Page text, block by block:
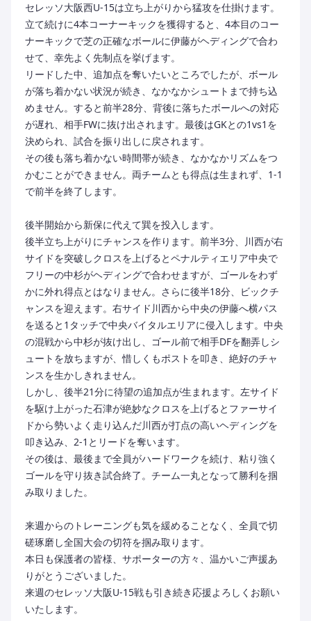
セレッソ大阪西U-15は立ち上がりから猛攻を仕掛けます。
立て続けに4本コーナーキックを獲得すると、4本目のコー
ナーキックで芝の正確なボールに伊藤がヘディングで合わ
せて、幸先よく先制点を挙げます。
リードした中、追加点を奪いたいところでしたが、ボール
が落ち着かない状況が続き、なかなかシュートまで持ち込
めません。すると前半28分、背後に落ちたボールへの対応
が遅れ、相手FWに抜け出されます。最後はGKとの1vs1を
決められ、試合を振り出しに戻されます。
その後も落ち着かない時間帯が続き、なかなかリズムをつ
かむことができません。両チームとも得点は生まれず、1-1
で前半を終了します。
後半開始から新保に代えて巽を投入します。
後半立ち上がりにチャンスを作ります。前半3分、川西が右
サイドを突破しクロスを上げるとペナルティエリア中央で
フリーの中杉がヘディングで合わせますが、ゴールをわず
かに外れ得点とはなりません。さらに後半18分、ビックチ
ャンスを迎えます。右サイド川西から中央の伊藤へ横パス
を送ると1タッチで中央バイタルエリアに侵入します。中央
の混戦から中杉が抜け出し、ゴール前で相手DFを翻弄しシ
ュートを放ちますが、惜しくもポストを叩き、絶好のチャ
ンスを生かしきれません。
しかし、後半21分に待望の追加点が生まれます。左サイド
を駆け上がった石津が絶妙なクロスを上げるとファーサイ
ドから勢いよく走り込んだ川西が打点の高いヘディングを
叩き込み、2-1とリードを奪います。
その後は、最後まで全員がハードワークを続け、粘り強く
ゴールを守り抜き試合終了。チーム一丸となって勝利を掴
み取りました。
来週からのトレーニングも気を緩めることなく、全員で切
磋琢磨し全国大会の切符を掴み取ります。
本日も保護者の皆様、サポーターの方々、温かいご声援あ
りがとうございました。
来週のセレッソ大阪U-15戦も引き続き応援よろしくお願い
いたします。